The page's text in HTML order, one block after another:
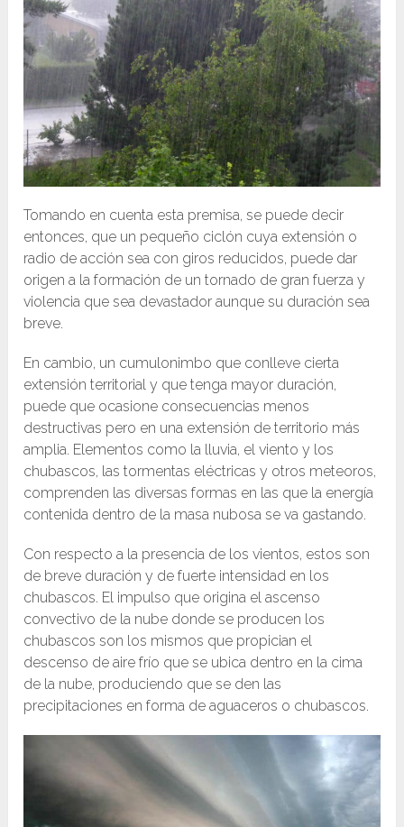
Tomando en cuenta esta premisa, se puede decir
entonces, que un pequeño ciclón cuya extensión o
radio de acción sea con giros reducidos, puede dar
origen a la formación de un tornado de gran fuerza y
violencia que sea devastador aunque su duración sea
breve.
En cambio, un cumulonimbo que conlleve cierta
extensión territorial y que tenga mayor duración,
puede que ocasione consecuencias menos
destructivas pero en una extensión de territorio más
amplia. Elementos como la lluvia, el viento y los
chubascos, las tormentas eléctricas y otros meteoros,
comprenden las diversas formas en las que la energía
contenida dentro de la masa nubosa se va gastando.
Con respecto a la presencia de los vientos, estos son
de breve duración y de fuerte intensidad en los
chubascos. El impulso que origina el ascenso
convectivo de la nube donde se producen los
chubascos son los mismos que propician el
descenso de aire frío que se ubica dentro en la cima
de la nube, produciendo que se den las
precipitaciones en forma de aguaceros o chubascos.